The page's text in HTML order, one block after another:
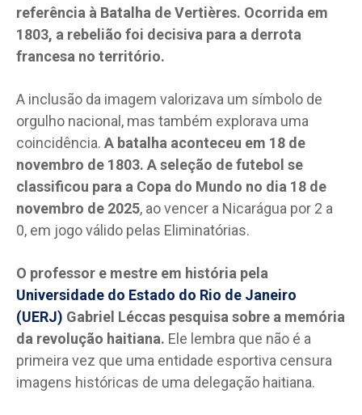
referência à Batalha de Vertières. Ocorrida em
1803, a rebelião foi decisiva para a derrota
francesa no território.
A inclusão da imagem valorizava um símbolo de
orgulho nacional, mas também explorava uma
coincidência. A batalha aconteceu em 18 de
novembro de 1803. A seleção de futebol se
classificou para a Copa do Mundo no dia 18 de
novembro de 2025, ao vencer a Nicarágua por 2 a
0, em jogo válido pelas Eliminatórias.
O professor e mestre em história pela
Universidade do Estado do Rio de Janeiro
(UERJ) Gabriel Léccas pesquisa sobre a memória
da revolução haitiana. Ele lembra que não é a
primeira vez que uma entidade esportiva censura
imagens históricas de uma delegação haitiana.